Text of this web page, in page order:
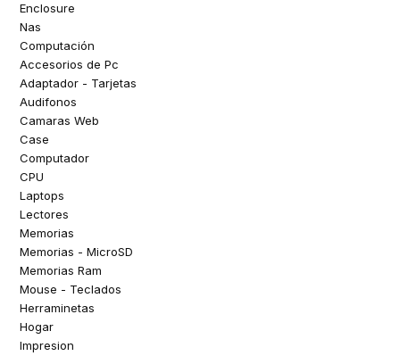
Enclosure
Nas
Computación
Accesorios de Pc
Adaptador - Tarjetas
Audifonos
Camaras Web
Case
Computador
CPU
Laptops
Lectores
Memorias
Memorias - MicroSD
Memorias Ram
Mouse - Teclados
Herraminetas
Hogar
Impresion